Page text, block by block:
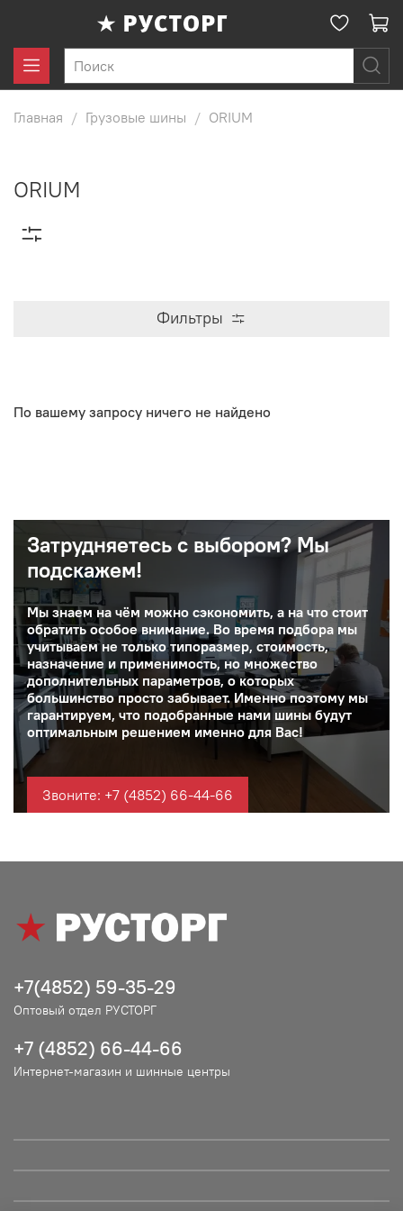
Главная Грузовые шины ORIUM
ORIUM
Фильтры
По вашему запросу ничего не найдено
Затрудняетесь с выбором? Мы
подскажем!
Мы знаем на чём можно сэкономить, а на что стоит
обратить особое внимание. Во время подбора мы
учитываем не только типоразмер, стоимость,
назначение и применимость, но множество
дополнительных параметров, о которых
большинство просто забывает. Именно поэтому мы
гарантируем, что подобранные нами шины будут
оптимальным решением именно для Вас!
Звоните: +7 (4852) 66-44-66
+7(4852) 59-35-29
Оптовый отдел РУСТОРГ
+7 (4852) 66-44-66
Интернет-магазин и шинные центры